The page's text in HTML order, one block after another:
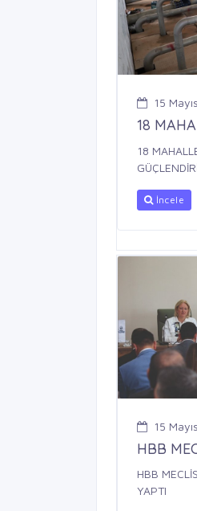
15
18
18
İncele
15
HBB
HBB
YAPTI